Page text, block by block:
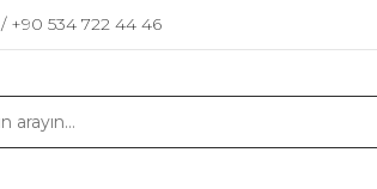
+90 534 722 44 46